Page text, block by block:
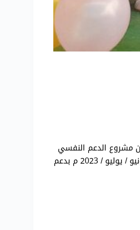
– بمديرية الوحدة ضمن مشروع الدعم النفسي
و الإجتماعي و تعليم المهارات الحياتية والأشغال اليدوية ( المساحات المجتمعية الأمنة للأطفال و أسرهم ) بأمانة العاصمة خلال الفترة من يونيو / يوليو / 2023 م بدعم